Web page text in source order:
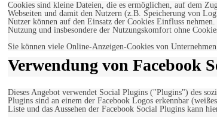
Cookies sind kleine Dateien, die es ermöglichen, auf dem
Webseiten und damit den Nutzern (z.B. Speicherung von
Nutzer können auf den Einsatz der Cookies Einfluss
Nutzung und insbesondere der Nutzungskomfort ohne
Sie können viele Online-Anzeigen-Cookies von
Verwendung von Facebook
Dieses Angebot verwendet Social Plugins ("Plugins") des
Plugins sind an einem der Facebook Logos erkennbar
Liste und das Aussehen der Facebook Social Plugins kann